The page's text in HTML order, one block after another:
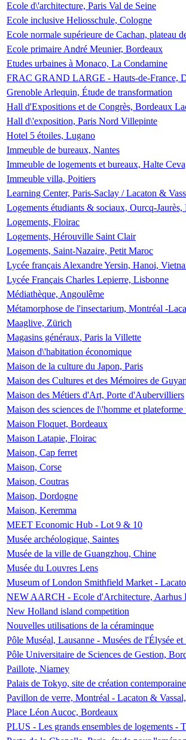
Ecole d\'architecture, Paris Val de Seine
Ecole inclusive Heliosschule, Cologne
Ecole normale supérieure de Cachan, plateau
Ecole primaire André Meunier, Bordeaux
Etudes urbaines à Monaco, La Condamine
FRAC GRAND LARGE - Hauts-de-France,
Grenoble Arlequin, Étude de transformation
Hall d'Expositions et de Congrès, Bordeaux
Hall d\'exposition, Paris Nord Villepinte
Hotel 5 étoiles, Lugano
Immeuble de bureaux, Nantes
Immeuble de logements et bureaux, Halte
Immeuble villa, Poitiers
Learning Center, Paris-Saclay / Lacaton &
Logements étudiants & sociaux, Ourcq-Jaurès,
Logements, Floirac
Logements, Hérouville Saint Clair
Logements, Saint-Nazaire, Petit Maroc
Lycée français Alexandre Yersin, Hanoi,
Lycée Français Charles Lepierre, Lisbonne
Médiathèque, Angoulême
Métamorphose de l'insectarium, Montréal -
Maaglive, Zürich
Magasins généraux, Paris la Villette
Maison d\'habitation économique
Maison de la culture du Japon, Paris
Maison des Cultures et des Mémoires de
Maison des Métiers d'Art, Porte d'Aubervilliers
Maison des sciences de l\'homme et
Maison Floquet, Bordeaux
Maison Latapie, Floirac
Maison, Cap ferret
Maison, Corse
Maison, Coutras
Maison, Dordogne
Maison, Keremma
MEET Economic Hub - Lot 9 & 10
Musée archéologique, Saintes
Musée de la ville de Guangzhou, Chine
Musée du Louvres Lens
Museum of London Smithfield Market -
NEW AARCH - Ecole d'Architecture, Aarhus
New Holland island competition
Nouvelles utilisations de la céraminque
Pôle Muséal, Lausanne - Musées de l'Élysée
Pôle Universitaire de Sciences de Gestion,
Paillote, Niamey
Palais de Tokyo, site de création contemporaine
Pavillon de verre, Montréal - Lacaton &
Place Léon Aucoc, Bordeaux
PLUS - Les grands ensembles de logements -